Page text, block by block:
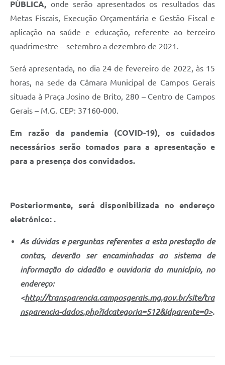
PÚBLICA, onde serão apresentados os resultados das
Metas Fiscais, Execução Orçamentária e Gestão Fiscal e
aplicação na saúde e educação, referente ao terceiro
quadrimestre – setembro a dezembro de 2021.
Será apresentada, no dia 24 de fevereiro de 2022, às 15
horas, na sede da Câmara Municipal de Campos Gerais
situada à Praça Josino de Brito, 280 – Centro de Campos
Gerais – M.G. CEP: 37160-000.
Em razão da pandemia (COVID-19), os cuidados
necessários serão tomados para a apresentação e
para a presença dos convidados.
Posteriormente, será disponibilizada no endereço
eletrônico: .
As dúvidas e perguntas referentes a esta prestação de
contas, deverão ser encaminhadas ao sistema de
informação do cidadão e ouvidoria do município, no
endereço:
<http://transparencia.camposgerais.mg.gov.br/site/tra
nsparencia-dados.php?idcategoria=512&idparente=0>.